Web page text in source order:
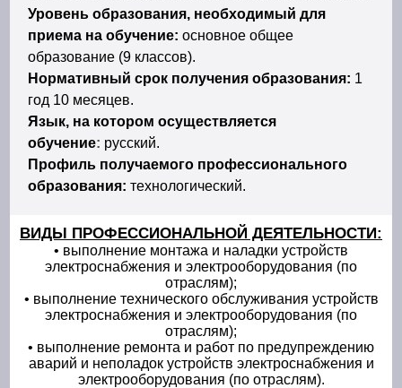
Уровень образования, необходимый для
приема на обучение:основное общее
образование (9 классов).
Нормативный срок получения образования: 1
год 10 месяцев.
Язык, на котором осуществляется
обучение: русский.
Профиль получаемого профессионального
образования: технологический.
ВИДЫ ПРОФЕССИОНАЛЬНОЙ ДЕЯТЕЛЬНОСТИ:
• выполнение монтажа и наладки устройств
электроснабжения и электрооборудования (по
отраслям);
• выполнение технического обслуживания устройств
электроснабжения и электрооборудования (по
отраслям);
• выполнение ремонта и работ по предупреждению
аварий и неполадок устройств электроснабжения и
электрооборудования (по отраслям).